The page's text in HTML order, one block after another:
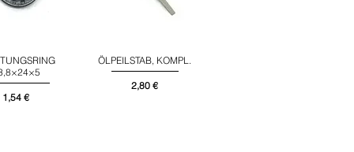
Preis
1,54 €
Schnellansicht
ÖLPEILSTAB, KOMPL.
Preis
2,80 €